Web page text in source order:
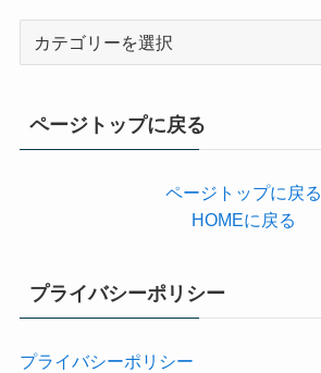
ページトップに戻る
ページトップに戻る
HOMEに戻る
プライバシーポリシー
プライバシーポリシー